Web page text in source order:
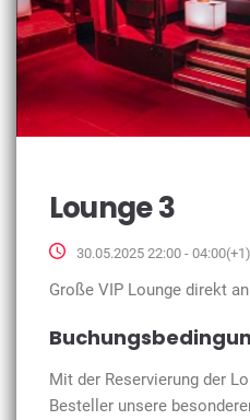
Lounge 3
30.05.2025 22:00 - 04:00(+1)
Große VIP Lounge direkt
Mit der Reservierung der
Besteller unsere